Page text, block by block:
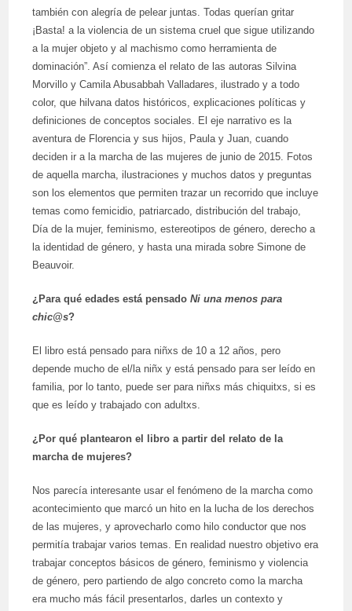
también con alegría de pelear juntas. Todas querían gritar
¡Basta! a la violencia de un sistema cruel que sigue utilizando
a la mujer objeto y al machismo como herramienta de
dominación”. Así comienza el relato de las autoras Silvina
Morvillo y Camila Abusabbah Valladares, ilustrado y a todo
color, que hilvana datos históricos, explicaciones políticas y
definiciones de conceptos sociales. El eje narrativo es la
aventura de Florencia y sus hijos, Paula y Juan, cuando
deciden ir a la marcha de las mujeres de junio de 2015. Fotos
de aquella marcha, ilustraciones y muchos datos y preguntas
son los elementos que permiten trazar un recorrido que incluye
temas como femicidio, patriarcado, distribución del trabajo,
Día de la mujer, feminismo, estereotipos de género, derecho a
la identidad de género, y hasta una mirada sobre Simone de
Beauvoir.
¿Para qué edades está pensadoNi una menos para
chic@s?
El libro está pensado para niñxs de 10 a 12 años, pero
depende mucho de el/la niñx y está pensado para ser leído en
familia, por lo tanto, puede ser para niñxs más chiquitxs, si es
que es leído y trabajado con adultxs.
¿Por qué plantearon el libro a partir del relato de la
marcha de mujeres?
Nos parecía interesante usar el fenómeno de la marcha como
acontecimiento que marcó un hito en la lucha de los derechos
de las mujeres, y aprovecharlo como hilo conductor que nos
permitía trabajar varios temas. En realidad nuestro objetivo era
trabajar conceptos básicos de género, feminismo y violencia
de género, pero partiendo de algo concreto como la marcha
era mucho más fácil presentarlos, darles un contexto y